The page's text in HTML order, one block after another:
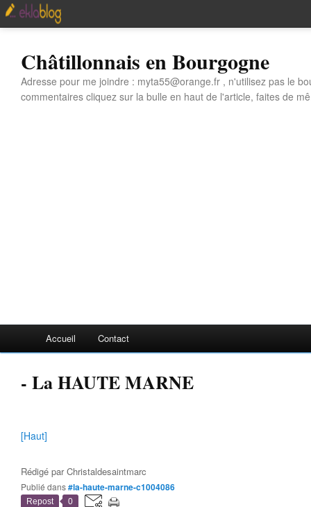
Châtillonnais en Bourgogne
Adresse pour me joindre : myta55@orange.fr , n'utilisez pas le
commentaires cliquez sur la bulle en haut de l'article, faites de
Accueil Contact
- La HAUTE MARNE
[Haut]
Rédigé parChristaldesaintmarc
Publié dans#la-haute-marne-c1004086
Repost 0